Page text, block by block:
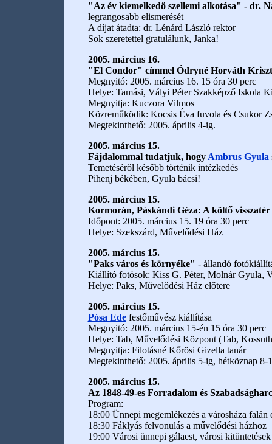
"Az év kiemelkedő szellemi alkotása" - dr.
legrangosabb elismerését
A díjat átadta: dr. Lénárd László rektor
Sok szeretettel gratulálunk, Janka!
2005. március 16.
"El Condor" címmel Ódryné Horváth
Megnyitó: 2005. március 16. 15 óra 30 perc
Helye: Tamási, Vályi Péter Szakképző Iskola
Megnyitja: Kuczora Vilmos
Közreműködik: Kocsis Éva fuvola és Csukor
Megtekinthető: 2005. április 4-ig.
2005. március 15.
Fájdalommal tudatjuk, hogy Ambrus Gyula
Temetéséről később történik intézkedés
Pihenj békében, Gyula bácsi!
2005. március 15.
Kormorán, Páskándi Géza: A költő visszatér
Időpont: 2005. március 15. 19 óra 30 perc
Helye: Szekszárd, Művelődési Ház
2005. március 15.
"Paks város és környéke" - állandó
Kiállító fotósok: Kiss G. Péter, Molnár Gyula,
Helye: Paks, Művelődési Ház előtere
2005. március 15.
Pósa Edefestőművész kiállítása
Megnyitó: 2005. március 15-én 15 óra 30 perc
Helye: Tab, Művelődési Központ (Tab,
Megnyitja: Filotásné Kőrösi Gizella tanár
Megtekinthető: 2005. április 5-ig, hétköznap 8-
2005. március 15.
Az 1848-49-es Forradalom és
Program:
18:00 Ünnepi megemlékezés a városháza
18:30 Fáklyás felvonulás a művelődési házhoz
19:00 Városi ünnepi gálaest, városi kitüntetések